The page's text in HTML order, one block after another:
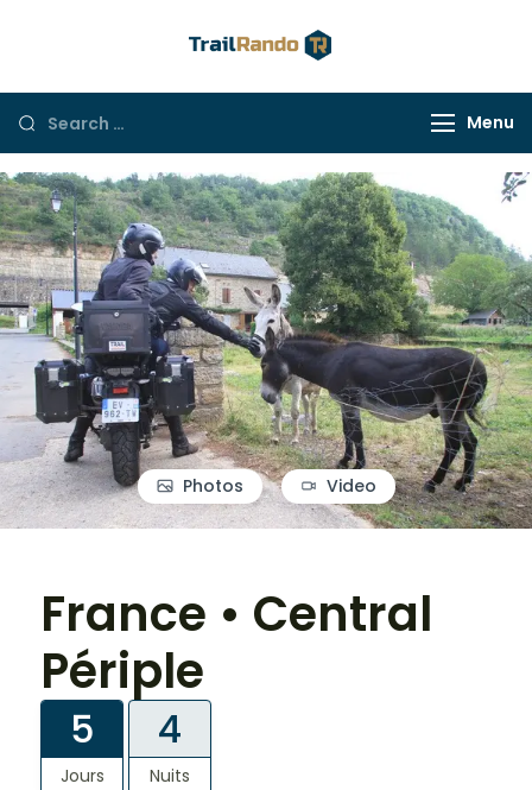
Menu
Photos Video
France • Central
Périple
5
Jours
4
Nuits